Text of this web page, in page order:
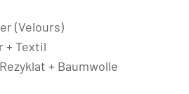
(Velours)
+ Textil
+ Baumwolle